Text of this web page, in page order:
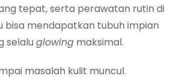
tepat, serta perawatan rutin di
bisa mendapatkan tubuh impian
selalu glowing maksimal.
masalah kulit muncul.